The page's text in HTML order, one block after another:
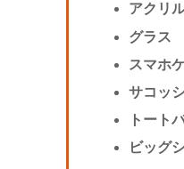
アクリ
グラス
スマホ
サコッ
トート
ビッグ